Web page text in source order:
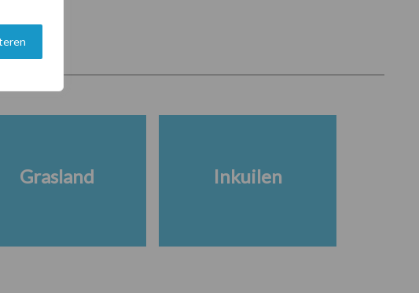
Grasland Inkuilen